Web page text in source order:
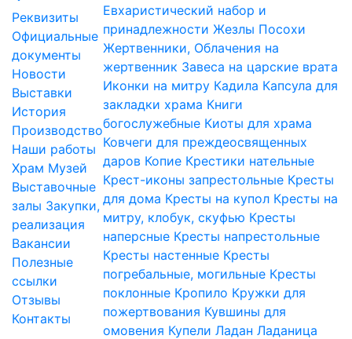
Реквизиты
Официальные
документы
Новости
Выставки
История
Производство
Наши работы
Храм Музей
Выставочные
залы Закупки,
реализация
Вакансии
Полезные
ссылки
Отзывы
Контакты
Евхаристический набор и
принадлежности Жезлы Посохи
Жертвенники, Облачения на
жертвенник Завеса на царские врата
Иконки на митру Кадила Капсула для
закладки храма Книги
богослужебные Киоты для храма
Ковчеги для преждеосвященных
даров Копие Крестики нательные
Крест-иконы запрестольные Кресты
для дома Кресты на купол Кресты на
митру, клобук, скуфью Кресты
наперсные Кресты напрестольные
Кресты настенные Кресты
погребальные, могильные Кресты
поклонные Кропило Кружки для
пожертвования Кувшины для
омовения Купели Ладан Ладаница